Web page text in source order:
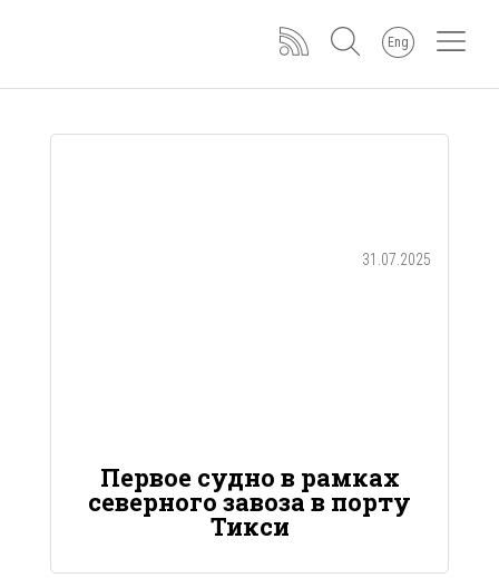
Eng
31.07.2025
Первое судно в рамках
северного завоза в порту
Тикси